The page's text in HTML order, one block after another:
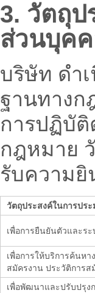
3. วัตถุป
ส่วนบุค
บริษัท ดำ
ฐานทาง
การปฏิบั
กฎหมาย
รับความยิ
วัตถุประสงค์ในการปร
เพื่อการยืนยันตัวและร
เพื่อการให้บริการค้นห
สมัครงาน ประวัติการ
เพื่อพัฒนาและปรับปรุง